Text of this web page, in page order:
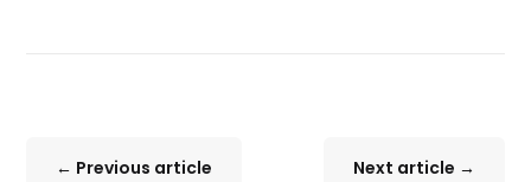
← Previous article Next article →